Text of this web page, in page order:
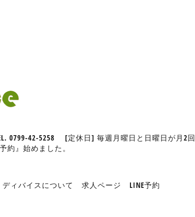
0799-42-5258 [定休日] 毎週月曜日と日曜日が月2回
約』始めました。
ディバイスについて 求人ページ LINE予約